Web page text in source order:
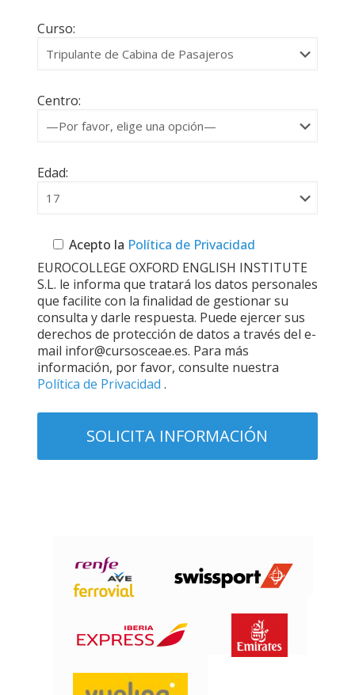
Curso:
Centro:
Edad:
Acepto la Política de Privacidad
EUROCOLLEGE OXFORD ENGLISH INSTITUTE
S.L. le informa que tratará los datos personales
que facilite con la finalidad de gestionar su
consulta y darle respuesta. Puede ejercer sus
derechos de protección de datos a través del e-
mail infor@cursosceae.es. Para más
información, por favor, consulte nuestra
Política de Privacidad .